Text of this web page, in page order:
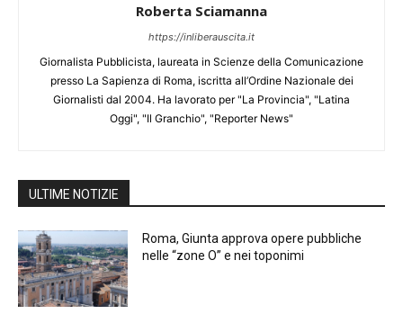
Roberta Sciamanna
https://inliberauscita.it
Giornalista Pubblicista, laureata in Scienze della Comunicazione
presso La Sapienza di Roma, iscritta all’Ordine Nazionale dei
Giornalisti dal 2004. Ha lavorato per "La Provincia", "Latina
Oggi", "Il Granchio", "Reporter News"
ULTIME NOTIZIE
Roma, Giunta approva opere pubbliche
nelle “zone O” e nei toponimi